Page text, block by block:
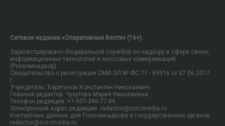
Сетевое издание «Оперативные Вести» (16+).
Зарегистрировано Федеральной службой по надзору в сфере связи,
информационных технологий и массовых коммуникаций
(Роскомнадзор).
Свидетельство о регистрации СМИ ЭЛ № ФС 77 - 69916 от 07.06.2017
г.
Учредитель: Харитонов Константин Николаевич.
Главный редактор: Чухутова Мария Николаевна.
Телефон редакции: +7-937-396-77-86
Электронный адрес редакции: redactor@sorcmedia.ru
Контактные данные для Роскомнадзора и государственных органов:
redactor@sorcmedia.ru